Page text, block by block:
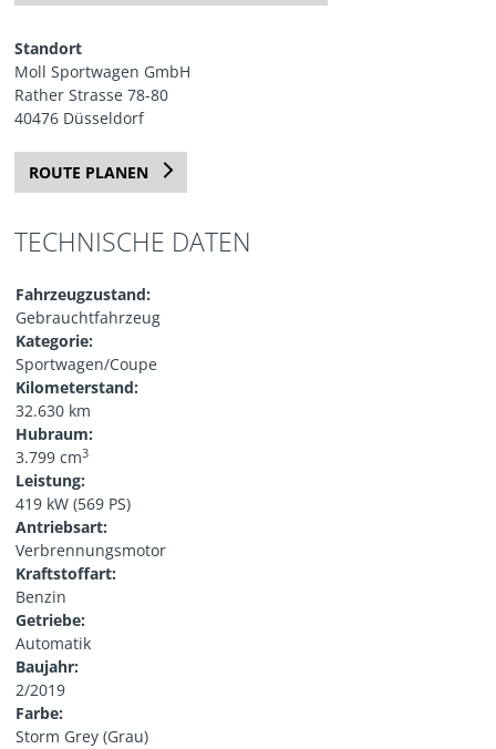
Standort
Moll Sportwagen GmbH
Rather Strasse 78-80
40476 Düsseldorf
ROUTE PLANEN
TECHNISCHE DATEN
Fahrzeugzustand:
Gebrauchtfahrzeug
Kategorie:
Sportwagen/Coupe
Kilometerstand:
32.630 km
Hubraum:
3.799 cm3
Leistung:
419 kW (569 PS)
Antriebsart:
Verbrennungsmotor
Kraftstoffart:
Benzin
Getriebe:
Automatik
Baujahr:
2/2019
Farbe:
Storm Grey (Grau)